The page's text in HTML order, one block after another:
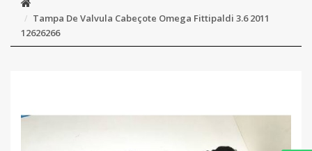
Tampa De Valvula Cabeçote Omega Fittipaldi 3.6 2011
12626266